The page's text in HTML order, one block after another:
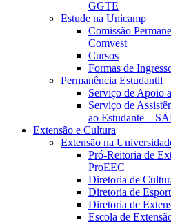
GGTE
Estude na Unicamp
Comissão
Comvest
Cursos
Formas de
Permanência Estudantil
Serviço de Apoio
Serviço de
ao Estudante –
Extensão e Cultura
Extensão na
Pró-Reitoria de
ProEEC
Diretoria de
Diretoria de
Diretoria de
Escola de